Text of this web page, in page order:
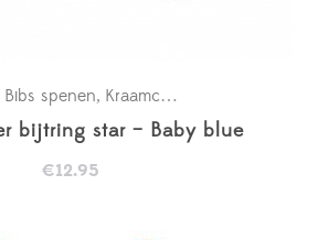
Bibs spenen, Kraamcadeaus
bijtring star – Baby blue
€12.95